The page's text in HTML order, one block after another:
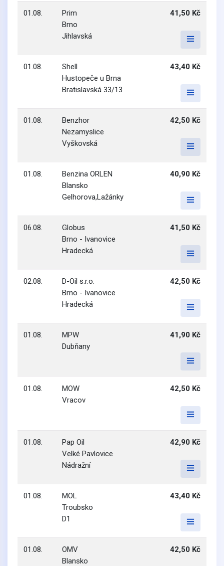
01.08.
Prim
Brno
Jihlavská
41,50 Kč
01.08.
Shell
Hustopeče u Brna
Bratislavská 33/13
43,40 Kč
01.08.
Benzhor
Nezamyslice
Vyškovská
42,50 Kč
01.08.
Benzina ORLEN
Blansko
Gelhorova,Lažánky
40,90 Kč
06.08.
Globus
Brno - Ivanovice
Hradecká
41,50 Kč
02.08.
D-Oil s.r.o.
Brno - Ivanovice
Hradecká
42,50 Kč
01.08.
MPW
Dubňany
41,90 Kč
01.08.
MOW
Vracov
42,50 Kč
01.08.
Pap Oil
Velké Pavlovice
Nádražní
42,90 Kč
01.08.
MOL
Troubsko
D1
43,40 Kč
01.08.
OMV
Blansko
42,50 Kč